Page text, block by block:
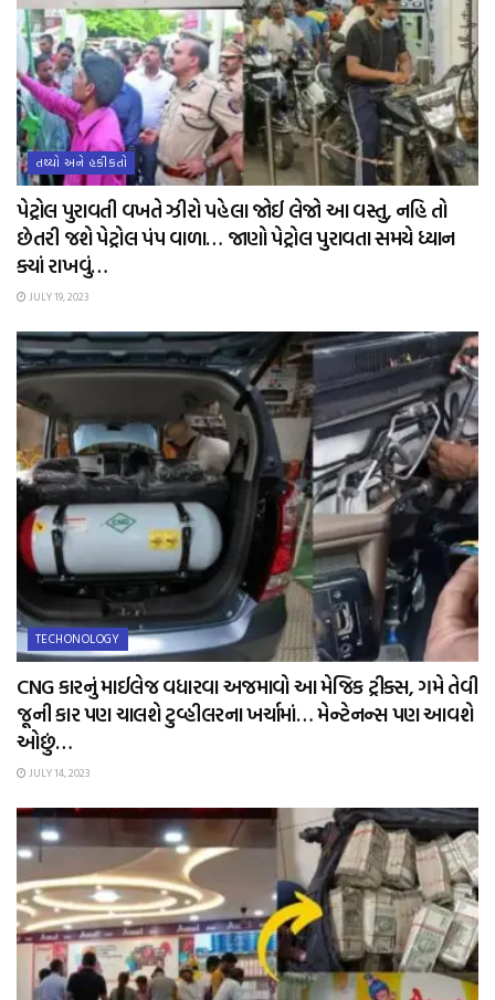
તથ્યો અને હકીકતો
પેટ્રોલ પુરાવતી વખતે ઝીરો પહેલા જોઈ લેજો આ વસ્તુ, નહિ તો
છેતરી જશે પેટ્રોલ પંપ વાળા… જાણો પેટ્રોલ પુરાવતા સમયે ધ્યાન
ક્યાં રાખવું…
JULY 19, 2023
TECHONOLOGY
CNG કારનું માઈલેજ વધારવા અજમાવો આ મેજિક ટ્રીક્સ, ગમે તેવી
જૂની કાર પણ ચાલશે ટુવ્હીલરના ખર્ચામાં… મેન્ટેનન્સ પણ આવશે
ઓછું…
JULY 14, 2023